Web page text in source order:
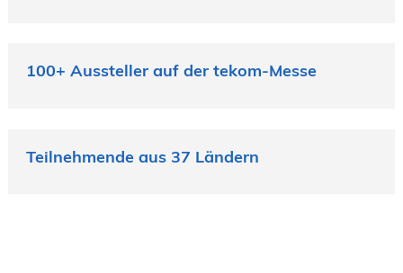
100+ Aussteller auf der tekom-Messe
Teilnehmende aus 37 Ländern